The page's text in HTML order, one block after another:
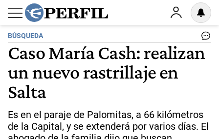
BÚSQUEDA
Caso María Cash: realizan
un nuevo rastrillaje en
Salta
Es en el paraje de Palomitas, a 66 kilómetros
de la Capital, y se extenderá por varios días. El